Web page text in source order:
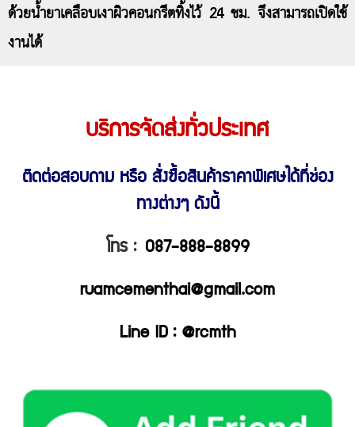
ด้วยน้ำยาเคลือบเงาผิวคอนกรีตทิ้งไว้ 24 ชม. จึงสามารถเปิดใช้
งานได้
บริการจัดส่งทั่วประเทศ
ติดต่อสอบถาม หรือ สั่งซื้อสินค้าราคาพิเศษได้ที่ช่อง
ทางต่างๆ ดังนี้
โทร : 087-888-8899
ruamcementhai@gmail.com
Line ID : @rcmth